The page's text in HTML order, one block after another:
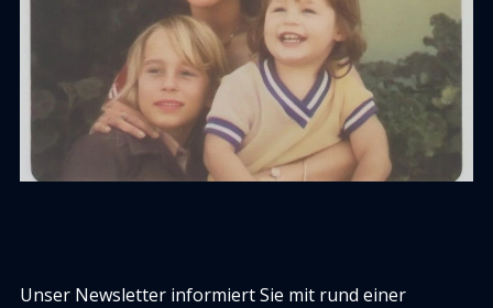
Unser Newsletter informiert Sie mit rund einer